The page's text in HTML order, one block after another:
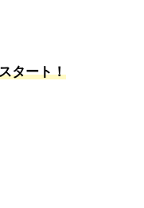
タート！